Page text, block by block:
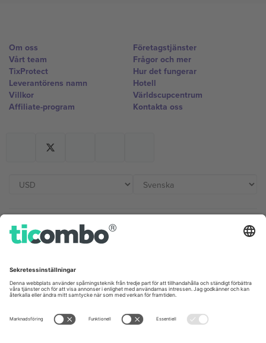
Om oss
Vårt team
TixProtect
Leverantörens namn
Villkor
Affiliate-program
Företagstjänster
Frågor och mer
Hur det fungerar
Hotell
Världscupcentrum
Kontakta oss
Kontor och support
Unter den Linden 24, 10117
Berlin, Germany
London, EC1V 1AW, United
Kingdom
United States
Switzerland